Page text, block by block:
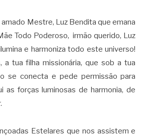
amado Mestre, Luz Bendita que emana
Todo Poderoso, irmão querido, Luz
e harmoniza todo este universo!
a tua filha missionária, que sob a tua
se conecta e pede permissão para
as forças luminosas de harmonia, de
Estelares que nos assistem e